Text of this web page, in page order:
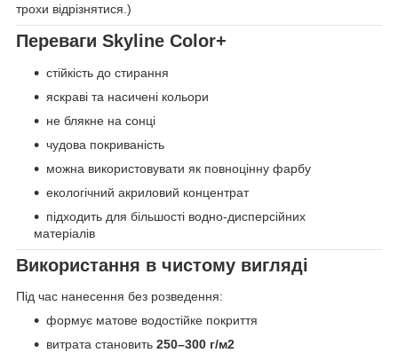
трохи відрізнятися.)
Переваги Skyline Color+
стійкість до стирання
яскраві та насичені кольори
не блякне на сонці
чудова покриваність
можна використовувати як повноцінну фарбу
екологічний акриловий концентрат
підходить для більшості водно-дисперсійних
матеріалів
Використання в чистому вигляді
Під час нанесення без розведення:
формує матове водостійке покриття
витрата становить 250–300 г/м2